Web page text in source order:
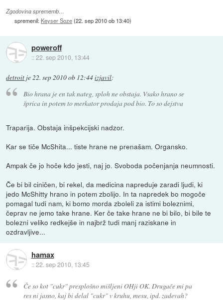
Zgodovina sprememb…
spremenil: Keyser Soze(22. sep 2010 ob 13:40)
poweroff
::22. sep 2010, 13:44
detroit je22. sep 2010 ob 12:44izjavil:
Bio hrana je en tak nateg, sploh ne obstaja. Vsako hrano se
šprica in potem to merkator prodaja pod bio. To so dejstva
Traparija. Obstaja inšpekcijski nadzor.
Kar se tiče McShita... tiste hrane ne prenašam. Organsko.
Ampak če jo hoče kdo jesti, naj jo. Svoboda počenjanja neumnosti.
Če bi bil ciničen, bi rekel, da medicina napreduje zaradi ljudi, ki
jedo McShitty hrano in potem zbolijo. In ta napredek bo mogoče
pomagal tudi nam, ki bomo morda zboleli za istimi boleznimi,
čeprav ne jemo take hrane. Ker če take hrane ne bi bilo, bi bile te
bolezni veliko redkejše in najbrž tudi manj raziskane in
ozdravljive...
hamax
::22. sep 2010, 13:45
Če so kot "cukr" presplošno mišljeni OHji OK. Drugače mi pa
res ni jasno, kaj bi delal "cukr" v kruhu, mesu, ipd. zadevah?